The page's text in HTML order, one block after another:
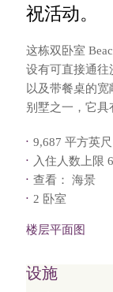
祝活动。
这栋双卧室
设有可直接通往
以及带餐桌的
别墅之一，它具
9,687 平方英
入住人数上限 6
查看： 海景
2 卧室
楼层平面图
设施